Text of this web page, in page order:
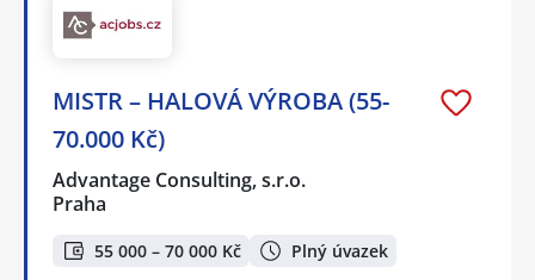
MISTR – HALOVÁ VÝROBA (55-
70.000 Kč)
Advantage Consulting, s.r.o.
Praha
55 000 – 70 000 Kč Plný úvazek